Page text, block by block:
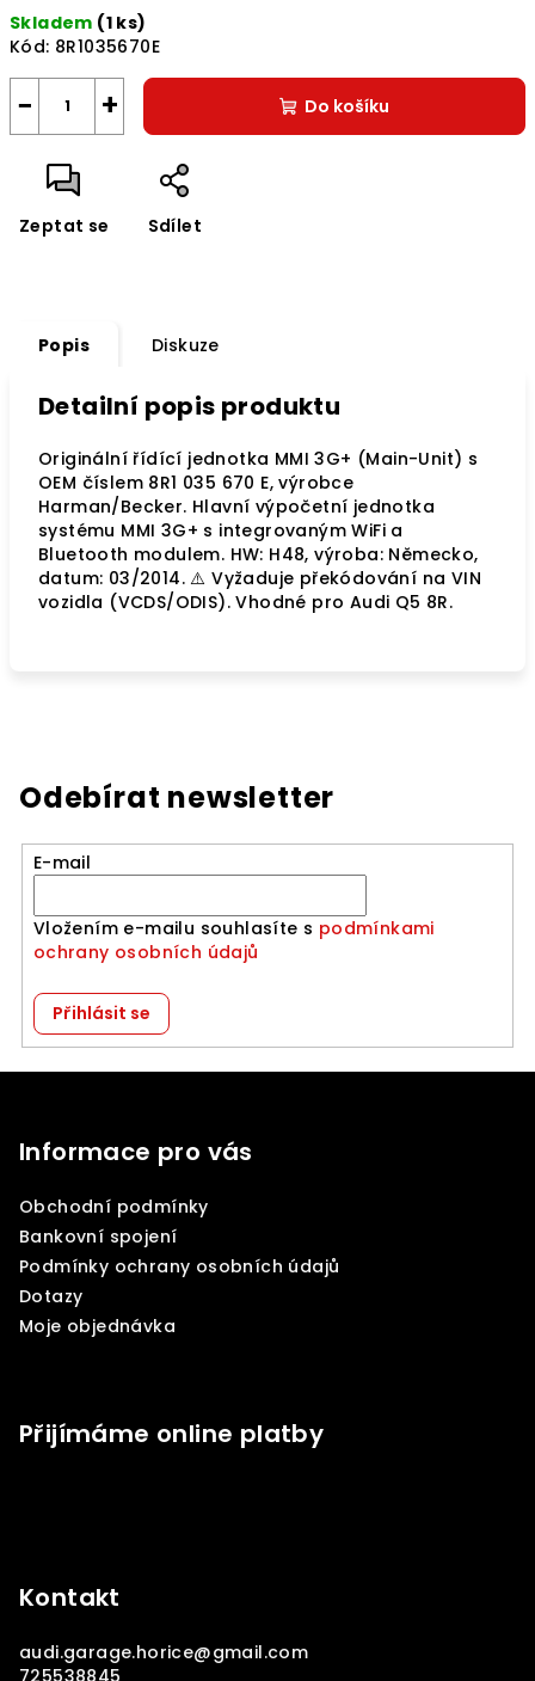
cena:
Skladem (1 ks)
Kód: 8R1035670E
+
− Do košíku
Zeptat se Sdílet
Popis Diskuze
Detailní popis produktu
Originální řídící jednotka MMI 3G+ (Main-Unit) s
OEM číslem 8R1 035 670 E, výrobce
Harman/Becker. Hlavní výpočetní jednotka
systému MMI 3G+ s integrovaným WiFi a
Bluetooth modulem. HW: H48, výroba: Německo,
datum: 03/2014. ⚠️ Vyžaduje překódování na VIN
vozidla (VCDS/ODIS). Vhodné pro Audi Q5 8R.
Odebírat newsletter
E-mail
Vložením e-mailu souhlasíte s podmínkami
ochrany osobních údajů
Přihlásit se
Informace pro vás
Obchodní podmínky
Bankovní spojení
Podmínky ochrany osobních údajů
Dotazy
Moje objednávka
Přijímáme online platby
Kontakt
audi.garage.horice@gmail.com